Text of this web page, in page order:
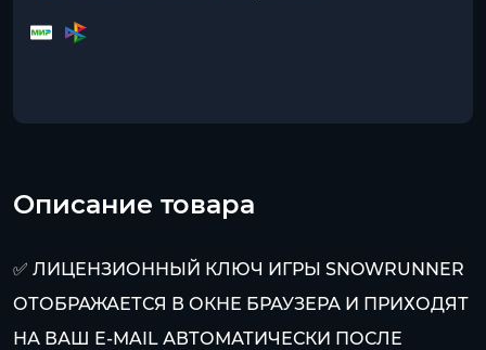
Описание товара
✅ ЛИЦЕНЗИОННЫЙ КЛЮЧ ИГРЫ SNOWRUNNER
ОТОБРАЖАЕТСЯ В ОКНЕ БРАУЗЕРА И ПРИХОДЯТ
НА ВАШ E-MAIL АВТОМАТИЧЕСКИ ПОСЛЕ